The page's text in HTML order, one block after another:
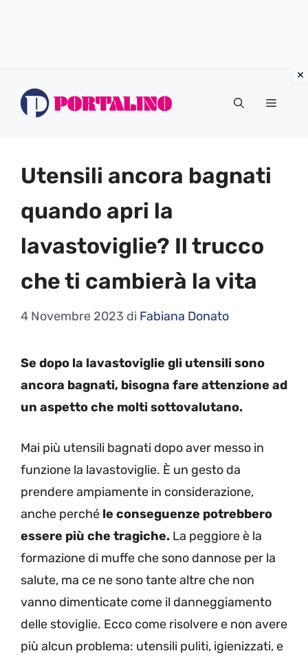
Menu
Utensili ancora bagnati
quando apri la
lavastoviglie? Il trucco
che ti cambierà la vita
4 Novembre 2023 di Fabiana Donato
Se dopo la lavastoviglie gli utensili sono
ancora bagnati, bisogna fare attenzione ad
un aspetto che molti sottovalutano.
Mai più utensili bagnati dopo aver messo in
funzione la lavastoviglie. È un gesto da
prendere ampiamente in considerazione,
anche perché le conseguenze potrebbero
essere più che tragiche. La peggiore è la
formazione di muffe che sono dannose per la
salute, ma ce ne sono tante altre che non
vanno dimenticate come il danneggiamento
delle stoviglie. Ecco come risolvere e non avere
più alcun problema: utensili puliti, igienizzati, e